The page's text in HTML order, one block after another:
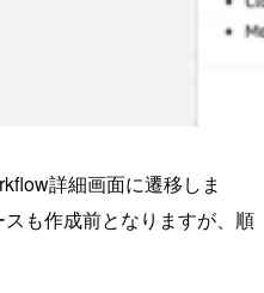
詳細画面に遷移しま
も作成前となりますが、順